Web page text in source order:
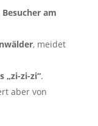
am
, meidet
„zi-zi-zi“.
aber von